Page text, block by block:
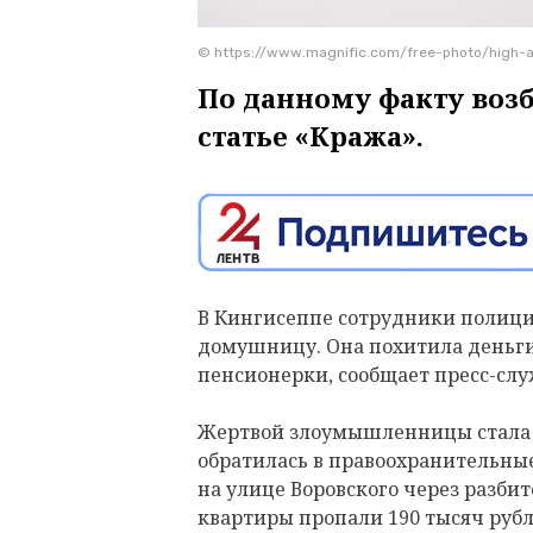
© https://www.magnific.com/free-photo/high-
По данному факту
статье «Кража».
В Кингисеппе сотрудники
домушницу. Она похитила
пенсионерки, сообщает пресс-
Жертвой злоумышленницы стала
обратилась в
на улице Воровского через
квартиры пропали 190 тысяч